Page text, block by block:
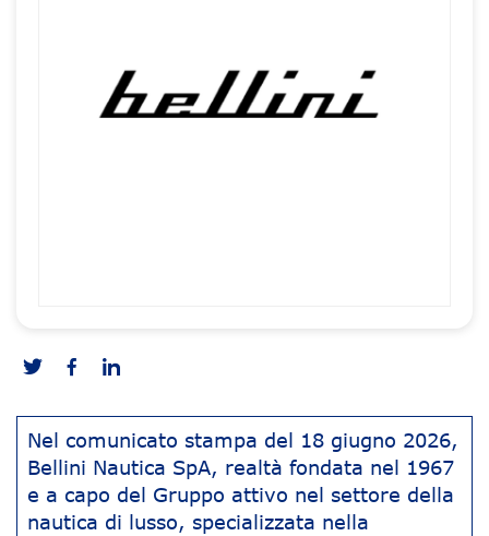
Nel comunicato stampa del 18 giugno 2026,
Bellini Nautica SpA, realtà fondata nel 1967
e a capo del Gruppo attivo nel settore della
nautica di lusso, specializzata nella